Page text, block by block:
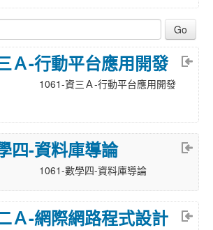
Ａ-行動平台應用開發
1061-資三Ａ-行動平台應用開發
四-資料庫導論
1061-數學四-資料庫導論
Ａ-網際網路程式設計